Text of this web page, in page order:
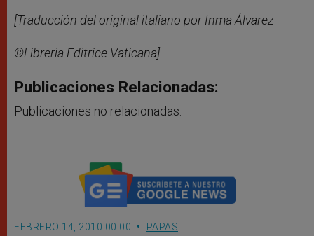
[Traducción del original italiano por Inma Álvarez
©Libreria Editrice Vaticana]
Publicaciones Relacionadas:
Publicaciones no relacionadas.
FEBRERO 14, 2010 00:00 PAPAS